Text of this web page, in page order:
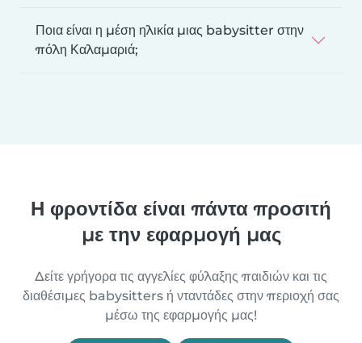
Ποια είναι η μέση ηλικία μιας babysitter στην
πόλη Καλαμαριά;
Η φροντίδα είναι πάντα προσιτή
με την εφαρμογή μας
Δείτε γρήγορα τις αγγελίες φύλαξης παιδιών και τις
διαθέσιμες babysitters ή νταντάδες στην περιοχή σας
μέσω της εφαρμογής μας!